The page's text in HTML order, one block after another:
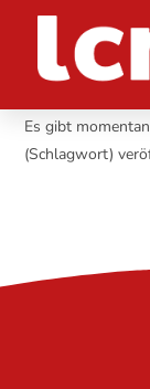
Es gibt
(Schlagwort)